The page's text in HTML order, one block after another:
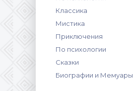
Классика
Мистика
Приключения
По психологии
Сказки
Биографии и Мемуары